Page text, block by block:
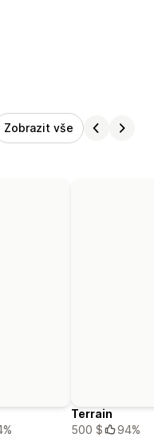
Zobrazit vše
Terrain
500 $
94%